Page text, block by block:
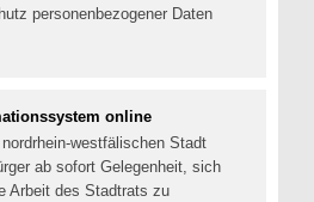
personenbezogener Daten
online
westfälischen Stadt
ab sofort Gelegenheit, sich
Arbeit des Stadtrats zu